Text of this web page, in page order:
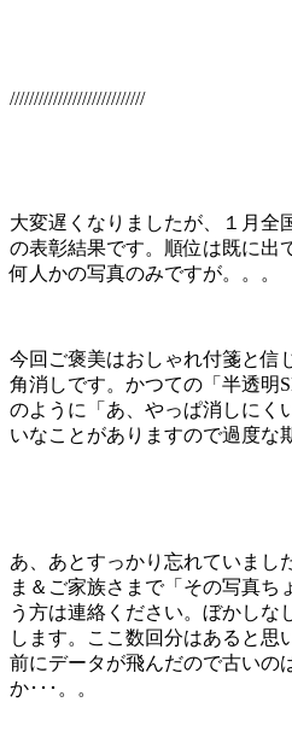
////////////////////////////
大変遅くなりましたが、１月全
の表彰結果です。順位は既に出
何人かの写真のみですが。。。
今回ご褒美はおしゃれ付箋と信
角消しです。かつての「半透明
のように「あ、やっぱ消しにく
いなことがありますので過度な
あ、あとすっかり忘れていまし
ま＆ご家族さまで「その写真ち
う方は連絡ください。ぼかしな
します。ここ数回分はあると思
前にデータが飛んだので古いの
か･･･。。